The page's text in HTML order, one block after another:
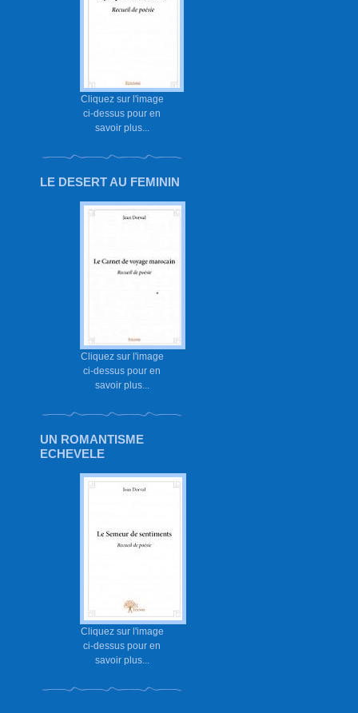
Cliquez sur l'image
ci-dessus pour en
savoir plus...
LE DESERT AU FEMININ
Cliquez sur l'image
ci-dessus pour en
savoir plus...
UN ROMANTISME
ECHEVELE
Cliquez sur l'image
ci-dessus pour en
savoir plus...